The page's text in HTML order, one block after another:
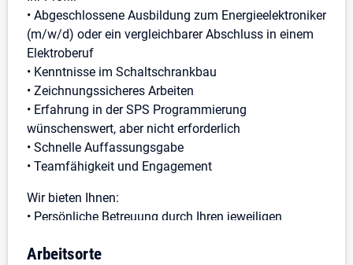
• Abgeschlossene Ausbildung zum Energieelektroniker
(m/w/d) oder ein vergleichbarer Abschluss in einem
Elektroberuf
• Kenntnisse im Schaltschrankbau
• Zeichnungssicheres Arbeiten
• Erfahrung in der SPS Programmierung
wünschenswert, aber nicht erforderlich
• Schnelle Auffassungsgabe
• Teamfähigkeit und Engagement
Wir bieten Ihnen:
• Persönliche Betreuung durch Ihren jeweiligen
•Tariflohn nach DGB/GVP Tarif + übertarifliche
Arbeitsorte